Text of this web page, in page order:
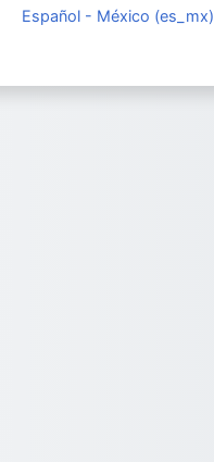
Español - México ‎(es_mx)‎